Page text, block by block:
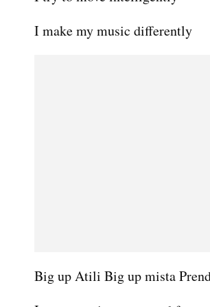
I make my music differently
Big up Atili Big up mista